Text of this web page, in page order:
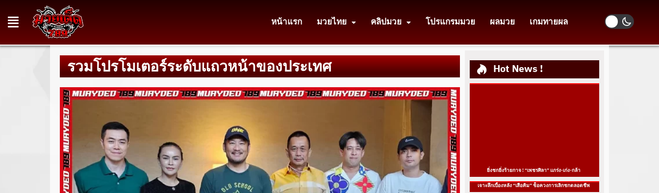
หน้าแรก มวยไทย คลิปมวย โปรแกรมมวย ผลมวย เกมทายผล
รวมโปรโมเตอร์ระดับแถวหน้าของประเทศ Hot News !
ยิ่งชกยิ่งร้ายกาจ ! “เพชรศิลา” แกร่ง-เก่ง-กล้า
เจาะลึกเบื้องหลัง “เสือคิม” ช็อควงการเลิกชกตลอดชีพ